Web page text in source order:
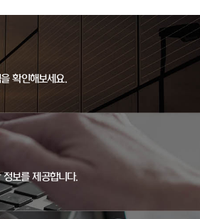
확인해보세요.
보를 제공합니다.